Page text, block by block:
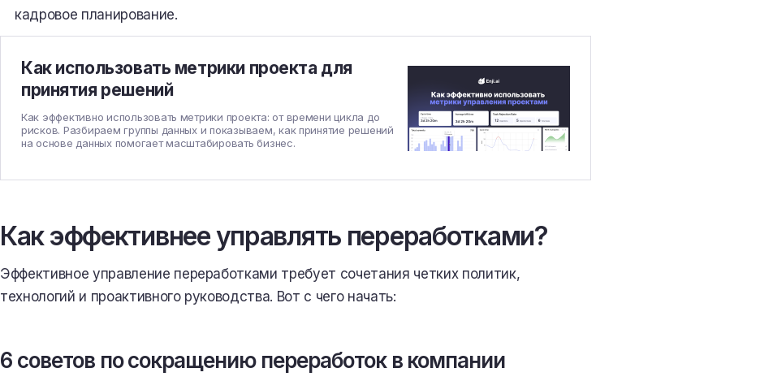
кадровое планирование.
Как использовать метрики проекта для
принятия решений
Как эффективно использовать метрики проекта: от времени цикла до
рисков. Разбираем группы данных и показываем, как принятие решений
на основе данных помогает масштабировать бизнес.
Как эффективнее управлять переработками?
Эффективное управление переработками требует сочетания четких политик,
технологий и проактивного руководства. Вот с чего начать:
6 советов по сокращению переработок в компании